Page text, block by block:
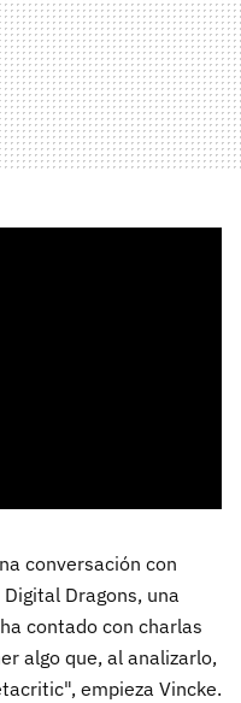
conversación con
Dragons, una
contado con charlas
algo que, al analizarlo,
empieza Vincke.